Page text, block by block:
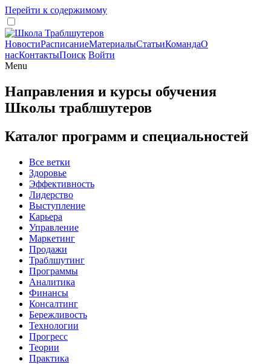
Перейти к содержимому
НовостиРасписаниеМатериалыСтатьиКомандаО
насКонтактыПоиск Войти
Menu
Направления и курсы обучения
Школы траблшутеров
Каталог программ и специальностей
Все ветки
Здоровье
Эффективность
Лидерство
Выступление
Карьера
Управление
Маркетинг
Продажи
Траблшутинг
Программы
Аналитика
Финансы
Консалтинг
Бережливость
Технологии
Прогресс
Теории
Практика